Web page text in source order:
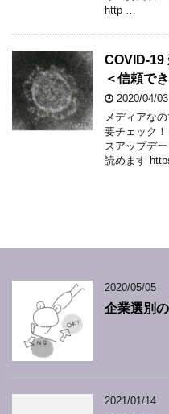
http …
COVID-19
＜信頼で
2020/04/03
メディアな
要チェック
スアップデ
読めます
2020/05/05
企業選別
2021/01/14